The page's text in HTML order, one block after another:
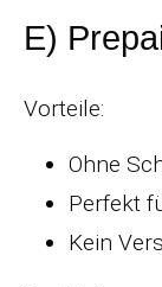
E)
Vorteile:
Ohne
Perfekt
Kein